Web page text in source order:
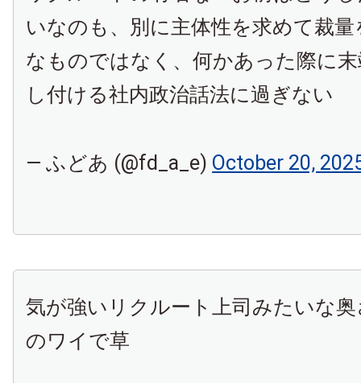
いなのも、別に主体性を求めて裁
なものではなく、何かあった際に
し付ける社内政治話法に過ぎない
— ふどあ (@fd_a_e) October 20,
気が強いリクルート上司みたいな
のワイで草